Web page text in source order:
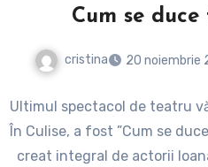
Cum se
cristina 20 noiembrie
Ultimul spectacol de teatru
În Culise, a fost ”Cum se
creat integral de actorii